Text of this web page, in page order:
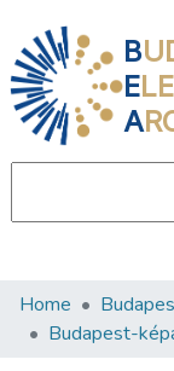
B
E
A
Communities &
Home
Budapest-